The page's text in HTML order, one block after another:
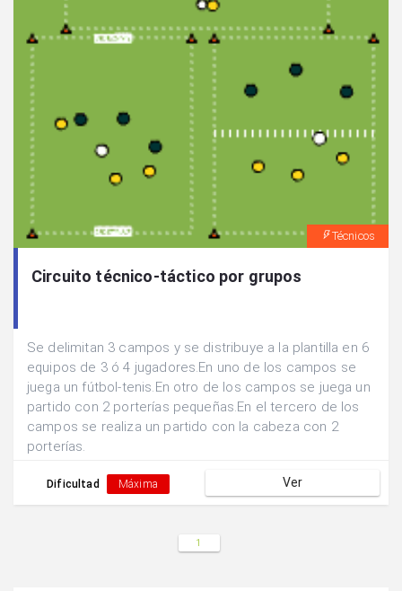
Técnicos
Circuito técnico-táctico por grupos
Se delimitan 3 campos y se distribuye a la plantilla en 6
equipos de 3 ó 4 jugadores.En uno de los campos se
juega un fútbol-tenis.En otro de los campos se juega un
partido con 2 porterías pequeñas.En el tercero de los
campos se realiza un partido con la cabeza con 2
porterías.
Dificultad Máxima Ver
1